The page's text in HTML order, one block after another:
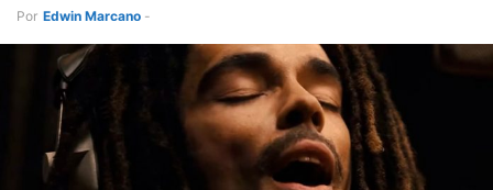
Por Edwin Marcano -